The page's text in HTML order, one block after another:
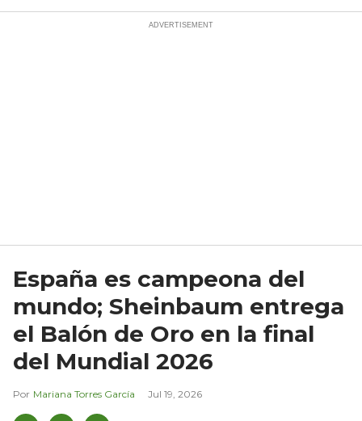
España es campeona del
mundo; Sheinbaum entrega
el Balón de Oro en la final
del Mundial 2026
Mariana Torres García Jul 19, 2026